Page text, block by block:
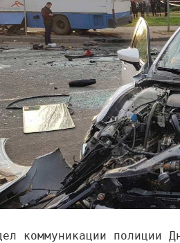
коммуникации полиции